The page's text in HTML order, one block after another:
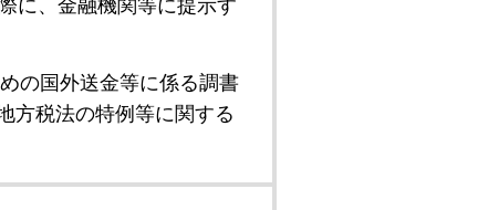
に、金融機関等に提示す
の国外送金等に係る調書
方税法の特例等に関する